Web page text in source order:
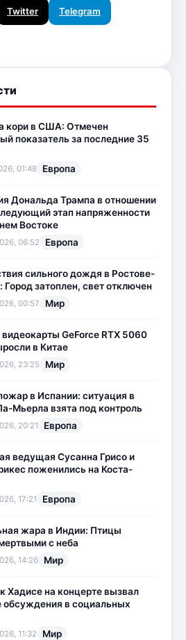
Twitter Telegram
кори в США: Отмечен
показатель за последние 35
01:48 Европа
Дональда Трампа в отношении
этап напряженности
Востоке
06:52 Европа
сильного дождя в Ростове-
затоплен, свет отключен
00:57 Мир
GeForce RTX 5060
в Китае
23:25 Мир
в Испании: ситуация в
Мьерла взята под контроль
20:21 Европа
ведущая Сусанна Грисо и
поженились на Коста-
17:21 Европа
жара в Индии: Птицы
с неба
14:26 Мир
Хадисе на концерте вызвал
обсуждения в социальных
11:32 Мир